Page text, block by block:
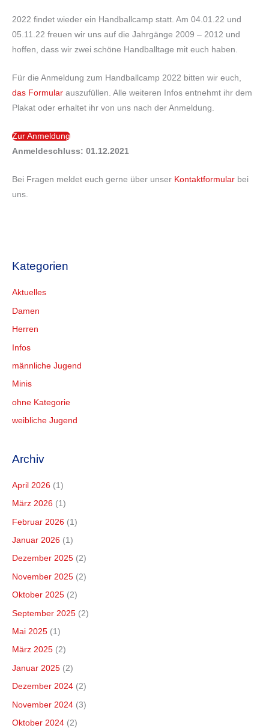
Kategorien
Aktuelles
Damen
Herren
Infos
männliche Jugend
Minis
ohne Kategorie
weibliche Jugend
Archiv
April 2026 (1)
März 2026 (1)
Februar 2026 (1)
Januar 2026 (1)
Dezember 2025 (2)
November 2025 (2)
Oktober 2025 (2)
September 2025 (2)
Mai 2025 (1)
März 2025 (2)
Januar 2025 (2)
Dezember 2024 (2)
November 2024 (3)
Oktober 2024 (2)
2022 findet wieder ein Handballcamp statt. Am 04.01.22 und
05.11.22 freuen wir uns auf die Jahrgänge 2009 – 2012 und
hoffen, dass wir zwei schöne Handballtage mit euch haben.
Für die Anmeldung zum Handballcamp 2022 bitten wir euch,
das Formular auszufüllen. Alle weiteren Infos entnehmt ihr dem
Plakat oder erhaltet ihr von uns nach der Anmeldung.
Zur Anmeldung
Anmeldeschluss: 01.12.2021
Bei Fragen meldet euch gerne über unser Kontaktformular bei
uns.